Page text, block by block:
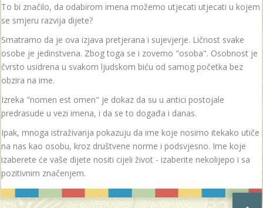
To bi značilo, da odabirom imena možemo utjecati utjecati u kojem
se smjeru razvija dijete?
Smatramo da je ova izjava pretjerana i sujevjerje. Ličnost svake
osobe je jedinstvena. Zbog toga se i zovemo "osoba". Osobnost je
čvrsto usidrena u svakom ljudskom biću od samog početka bez
obzira na ime.
Izreka "nomen est omen" je dokaz da su u antici postojale
predrasude u vezi imena, i da se to događa i danas.
Ipak, mnoga istraživanja pokazuju da ime koje nosimo itekako utiče
na nas kao osobu, kroz društvene norme i podsvjesno. Ime koje
izaberete će vaše dijete nositi cijeli život - izaberite nekolijepo i sa
pozitivnim značenjem.